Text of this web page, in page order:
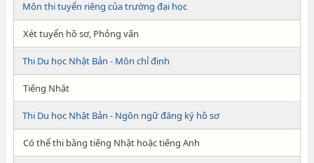
Môn thi tuyển riêng của trường đại học
Xét tuyển hồ sơ, Phỏng vấn
Thi Du học Nhật Bản - Môn chỉ định
Tiếng Nhật
Thi Du học Nhật Bản - Ngôn ngữ đăng ký hồ sơ
Có thể thi bằng tiếng Nhật hoặc tiếng Anh